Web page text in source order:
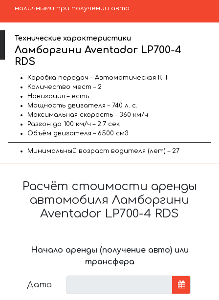
наличными при получении авто.
Технические характеристики
Ламборгини Aventador LP700-4
RDS
Коробка передач – Автоматическая КП
Количество мест – 2
Навигация – есть
Мощность двигателя – 740 л. с.
Максимальная скорость – 360 км/ч
Разгон до 100 км/ч – 2.7 сек
Объём двигателя – 6500 см3
Минимальный возраст водителя (лет) – 27
Расчёт стоимости аренды
автомобиля Ламборгини
Aventador LP700-4 RDS
Начало аренды (получение авто) или
трансфера
Дата